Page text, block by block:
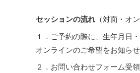
セッションの流れ （対面・オ
１．ご予約の際に、生年月日
オンラインのご希望をお知らせ
２．お問い合わせフォーム受